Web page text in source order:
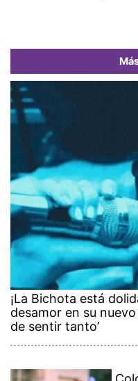
¡La Bichota está
desamor en su
de sentir tanto’